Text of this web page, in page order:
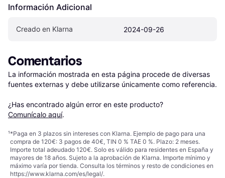
Información Adicional
Creado en Klarna 2024-09-26
Comentarios
La información mostrada en esta página procede de diversas
fuentes externas y debe utilizarse únicamente como referencia.
¿Has encontrado algún error en este producto?
Comunícalo aquí.
¹*Paga en 3 plazos sin intereses con Klarna. Ejemplo de pago para una
compra de 120€: 3 pagos de 40€, TIN 0 % TAE 0 %. Plazo: 2 meses.
Importe total adeudado 120€. Solo es válido para residentes en España y
mayores de 18 años. Sujeto a la aprobación de Klarna. Importe mínimo y
máximo varía por tienda. Consulta los términos y resto de condiciones en
https://www.klarna.com/es/legal/.